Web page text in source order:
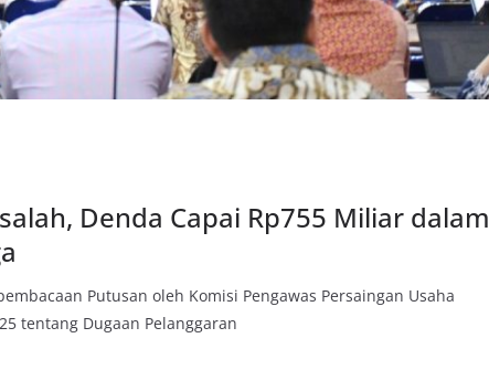
Denda Capai Rp755 Miliar dalam
Putusan oleh Komisi Pengawas Persaingan Usaha
tentang Dugaan Pelanggaran